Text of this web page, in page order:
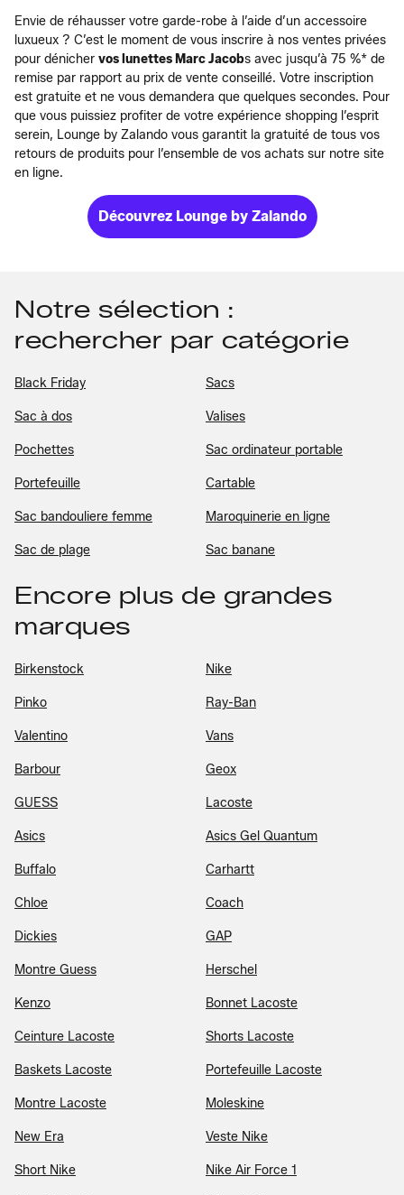
Envie de réhausser votre garde-robe à l’aide d’un accessoire
luxueux ? C’est le moment de vous inscrire à nos ventes privées
pour dénicher vos lunettes Marc Jacobs avec jusqu’à 75 %* de
remise par rapport au prix de vente conseillé. Votre inscription
est gratuite et ne vous demandera que quelques secondes. Pour
que vous puissiez profiter de votre expérience shopping l’esprit
serein, Lounge by Zalando vous garantit la gratuité de tous vos
retours de produits pour l’ensemble de vos achats sur notre site
en ligne.
Découvrez Lounge by Zalando
Notre sélection :
rechercher par catégorie
Black Friday Sacs
Sac à dos Valises
Pochettes Sac ordinateur portable
Portefeuille Cartable
Sac bandouliere femme Maroquinerie en ligne
Sac de plage Sac banane
Encore plus de grandes
marques
Birkenstock Nike
Pinko Ray-Ban
Valentino Vans
Barbour Geox
GUESS Lacoste
Asics Asics Gel Quantum
Buffalo Carhartt
Chloe Coach
Dickies GAP
Montre Guess Herschel
Kenzo Bonnet Lacoste
Ceinture Lacoste Shorts Lacoste
Baskets Lacoste Portefeuille Lacoste
Montre Lacoste Moleskine
New Era Veste Nike
Short Nike Nike Air Force 1